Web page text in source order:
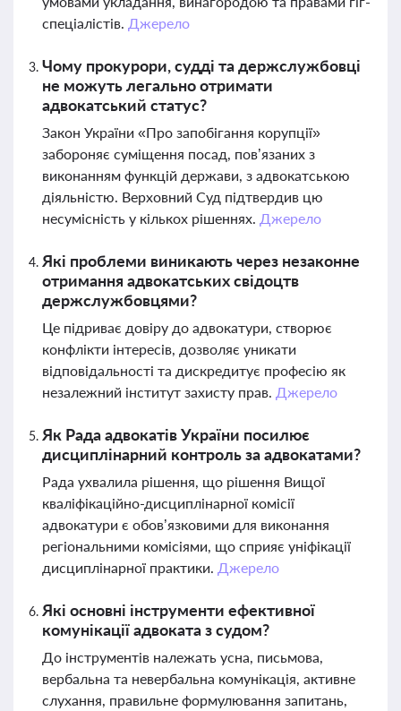
спеціалістів. Джерело
Чому прокурори, судді та держслужбовці
не можуть легально отримати
адвокатський статус?
Закон України «Про запобігання корупції»
забороняє суміщення посад, пов’язаних з
виконанням функцій держави, з адвокатською
діяльністю. Верховний Суд підтвердив цю
несумісність у кількох рішеннях. Джерело
Які проблеми виникають через незаконне
отримання адвокатських свідоцтв
держслужбовцями?
Це підриває довіру до адвокатури, створює
конфлікти інтересів, дозволяє уникати
відповідальності та дискредитує професію як
незалежний інститут захисту прав. Джерело
Як Рада адвокатів України посилює
дисциплінарний контроль за адвокатами?
Рада ухвалила рішення, що рішення Вищої
кваліфікаційно-дисциплінарної комісії
адвокатури є обов’язковими для виконання
регіональними комісіями, що сприяє уніфікації
дисциплінарної практики. Джерело
Які основні інструменти ефективної
комунікації адвоката з судом?
До інструментів належать усна, письмова,
вербальна та невербальна комунікація, активне
слухання, правильне формулювання запитань,